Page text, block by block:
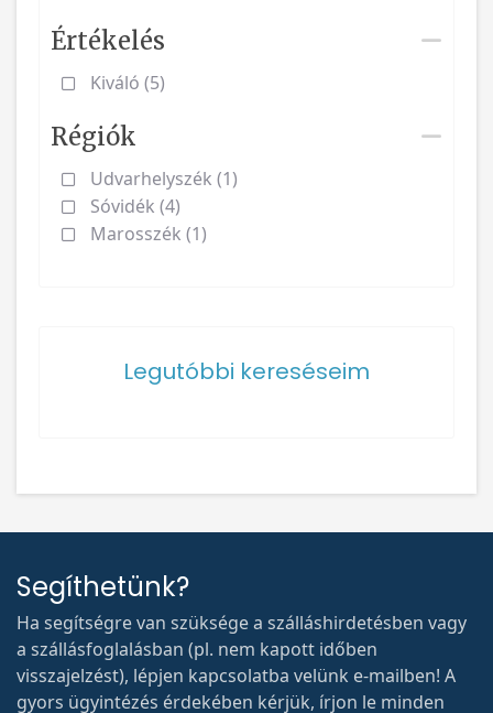
Értékelés
Kiváló (5)
Régiók
Udvarhelyszék (1)
Sóvidék (4)
Marosszék (1)
Legutóbbi kereséseim
Segíthetünk?
Ha segítségre van szüksége a szálláshirdetésben vagy
a szállásfoglalásban (pl. nem kapott időben
visszajelzést), lépjen kapcsolatba velünk e-mailben! A
gyors ügyintézés érdekében kérjük, írjon le minden